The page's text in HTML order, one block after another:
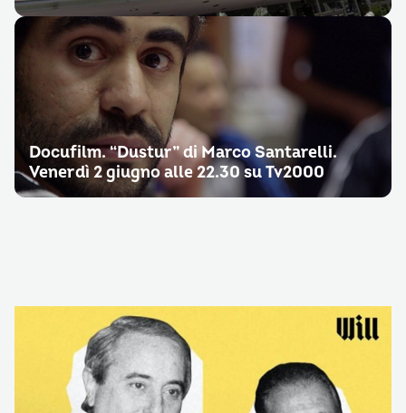
Docufilm. “Dustur” di Marco Santarelli.
Venerdì 2 giugno alle 22.30 su Tv2000